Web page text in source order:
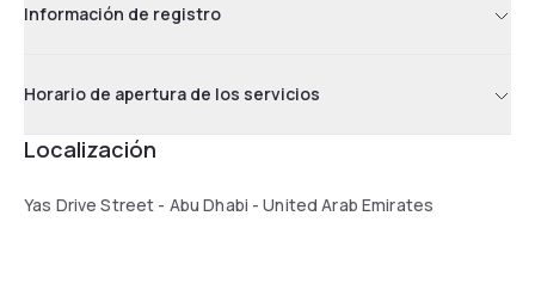
Información de registro
Horario de apertura de los servicios
Localización
Yas Drive Street - Abu Dhabi - United Arab Emirates